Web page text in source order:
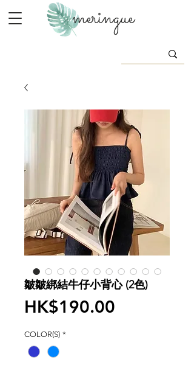
meringue
皺皺綁結牛仔小背心 (2色)
HK$190.00
COLOR(S) *